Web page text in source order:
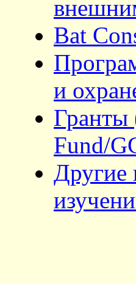
Bat
и
Гранты
Fund/
Другие